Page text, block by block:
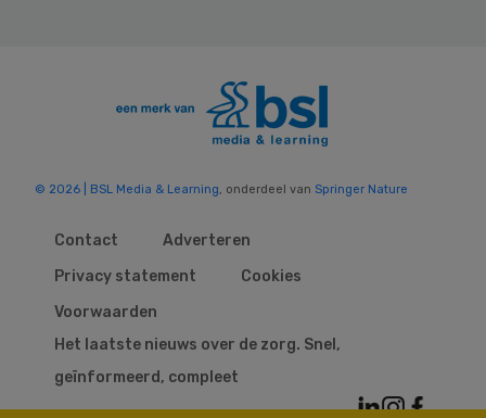
© 2026 | BSL Media & Learning , onderdeel van Springer Nature
Contact
Adverteren
Privacy statement
Cookies
Voorwaarden
Het laatste nieuws over de zorg. Snel,
geïnformeerd, compleet